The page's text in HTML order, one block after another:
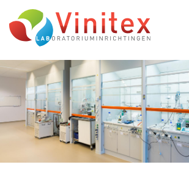
Overslaan
en
naar
inhoud